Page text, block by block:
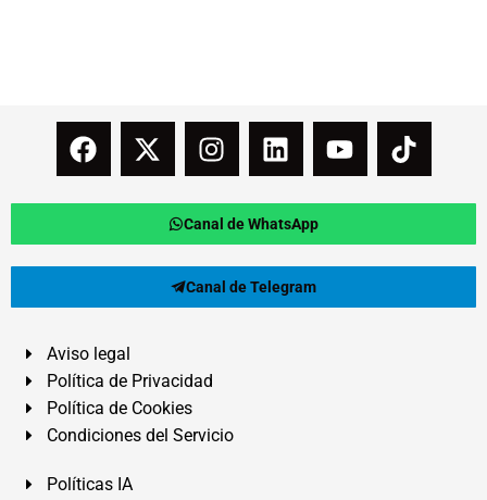
Canal de WhatsApp
Canal de Telegram
Aviso legal
Política de Privacidad
Política de Cookies
Condiciones del Servicio
Políticas IA